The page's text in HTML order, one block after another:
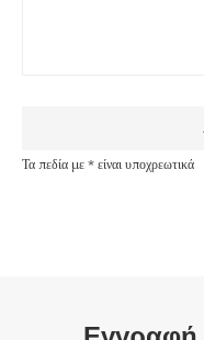
Τα πεδία με * είναι υποχρεωτικά